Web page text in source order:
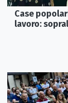
Case
lavoro: